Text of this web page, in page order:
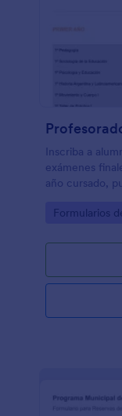
Inscriba a
exámenes
año cursado,
carrera por
Go to
Formularios